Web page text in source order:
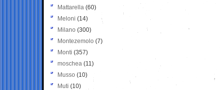
Mattarella (60)
Meloni (14)
Milano (300)
Montezemolo (7)
Monti (357)
moschea (11)
Musso (10)
Muti (10)